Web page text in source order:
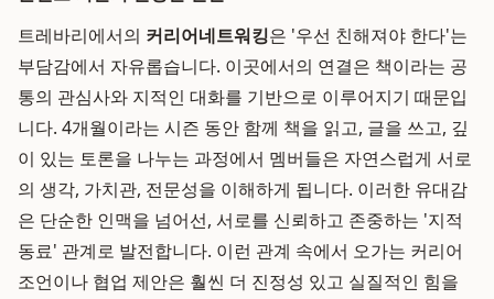
트레바리에서의 커리어네트워킹은 '우선 친해져야 한다'는
부담감에서 자유롭습니다. 이곳에서의 연결은 책이라는 공
통의 관심사와 지적인 대화를 기반으로 이루어지기 때문입
니다. 4개월이라는 시즌 동안 함께 책을 읽고, 글을 쓰고, 깊
이 있는 토론을 나누는 과정에서 멤버들은 자연스럽게 서로
의 생각, 가치관, 전문성을 이해하게 됩니다. 이러한 유대감
은 단순한 인맥을 넘어선, 서로를 신뢰하고 존중하는 '지적
동료' 관계로 발전합니다. 이런 관계 속에서 오가는 커리어
조언이나 협업 제안은 훨씬 더 진정성 있고 실질적인 힘을